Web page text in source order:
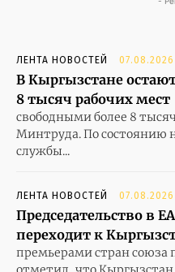
ЛЕНТА НОВОСТЕЙ 07.08.2026
В Кыргызстане
8 тысяч рабочих мест
свободными более 8
Минтруда. По состоянию
службы...
ЛЕНТА НОВОСТЕЙ 07.08.2026
Председательство в
переходит к
премьерами стран союза